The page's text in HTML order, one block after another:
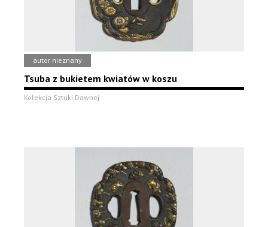
autor nieznany
Tsuba z bukietem kwiatów w koszu
Kolekcja Sztuki Dawnej